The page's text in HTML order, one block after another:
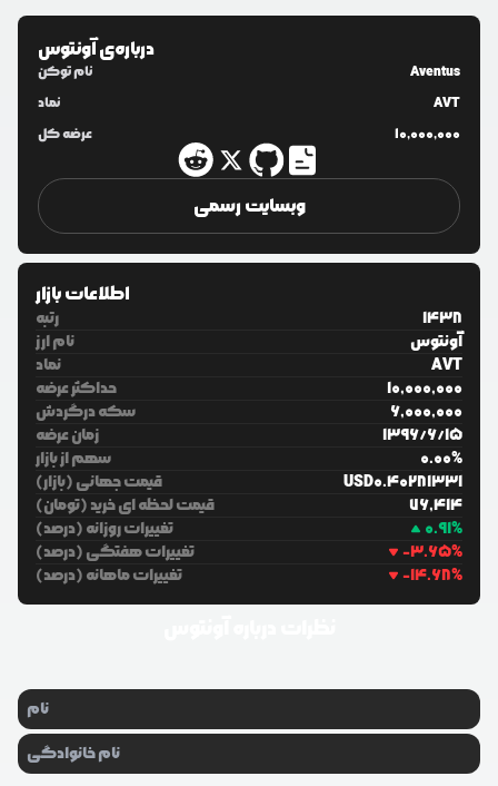
درباره‌یآونتوس
نام توکن
Aventus
نماد
AVT
عرضه کل
10,000,000
وبسایت رسمی
اطلاعات بازار
رتبه
1438
نام ارز
آونتوس
نماد
AVT
حداکثر عرضه
10,000,000
سکه درگردش
6,000,000
زمان عرضه
1396/6/15
سهم از بازار
0.00%
قیمت جهانی (بازار)
USD0.40281331
قیمت لحظه ای خرید (تومان)
76,414
تغییرات روزانه (درصد)
0.91%
تغییرات هفتگی (درصد)
-3.65%
تغییرات ماهانه (درصد)
-14.68%